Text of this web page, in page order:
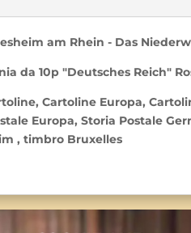
am Rhein - Das
da 10p "Deutsches Reich"
Cartoline Europa,
Europa, Storia Postale
, timbro Bruxelles